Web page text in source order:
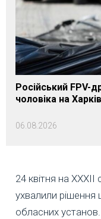
Російський FPV-
чоловіка на
06.08.2026
24 квітня на XXXII
ухвалили рішення
обласних